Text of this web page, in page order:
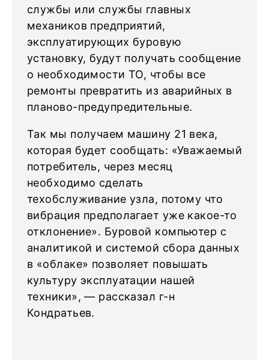
службы или службы главных
механиков предприятий,
эксплуатирующих буровую
установку, будут получать сообщение
о необходимости ТО, чтобы все
ремонты превратить из аварийных в
планово-предупредительные.
Так мы получаем машину 21 века,
которая будет сообщать: «Уважаемый
потребитель, через месяц
необходимо сделать
техобслуживание узла, потому что
вибрация предполагает уже какое-то
отклонение». Буровой компьютер с
аналитикой и системой сбора данных
в «облаке» позволяет повышать
культуру эксплуатации нашей
техники», — рассказал г-н
Кондратьев.